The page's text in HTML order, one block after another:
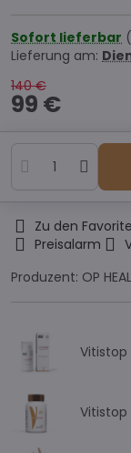
Sofort lieferbar (
Lieferung am:
140 €
99 €
Zu den
Preisalarm
Produzent: OP
Vitistop
Vitistop